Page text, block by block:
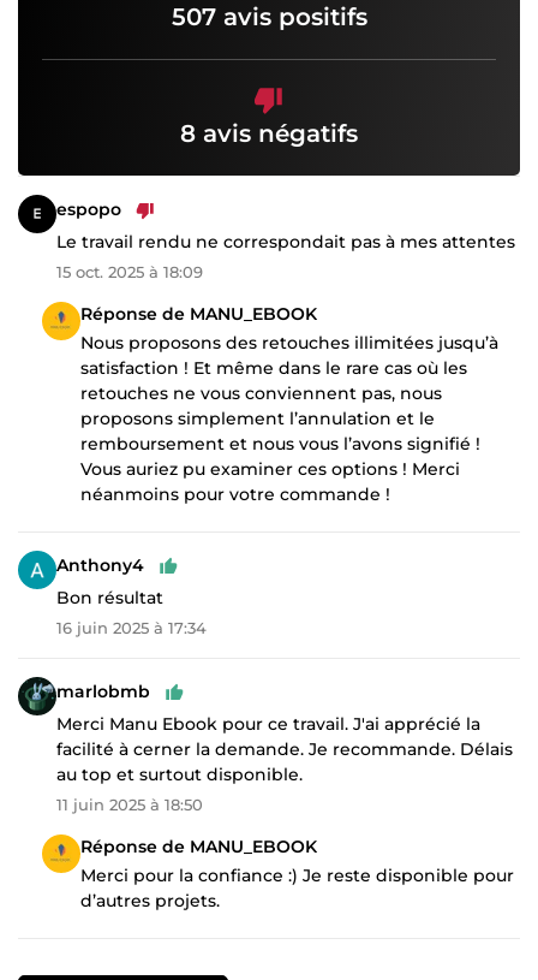
507 avis positifs
8 avis négatifs
espopo
Le travail rendu ne correspondait pas à mes attentes
15 oct. 2025 à 18:09
Réponse de MANU_EBOOK
Nous proposons des retouches illimitées jusqu’à
satisfaction ! Et même dans le rare cas où les
retouches ne vous conviennent pas, nous
proposons simplement l’annulation et le
remboursement et nous vous l’avons signifié !
Vous auriez pu examiner ces options ! Merci
néanmoins pour votre commande !
Anthony4
Bon résultat
16 juin 2025 à 17:34
marlobmb
Merci Manu Ebook pour ce travail. J'ai apprécié la
facilité à cerner la demande. Je recommande. Délais
au top et surtout disponible.
11 juin 2025 à 18:50
Réponse de MANU_EBOOK
Merci pour la confiance :) Je reste disponible pour
d’autres projets.